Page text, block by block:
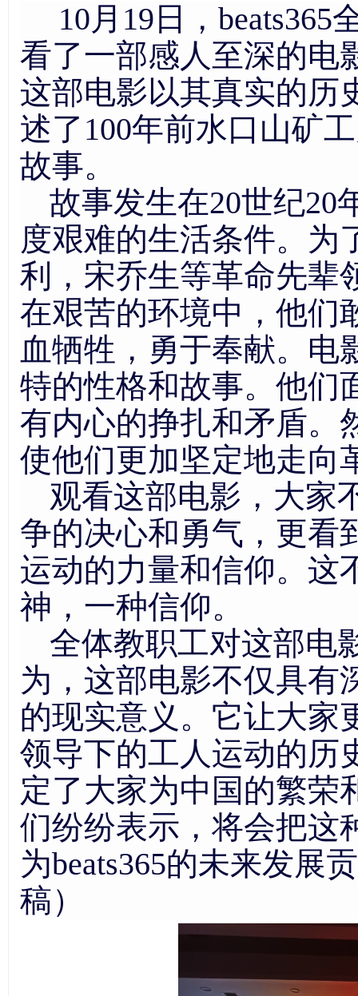
10月 19 日，
看了一部感人至深的电
这部电影以其真实的历
述了 100年前水口山矿
故事。
故事发生在20世纪20
度艰难的生活条件。为
利，宋乔生等革命先辈
在艰苦的环境中，他们
血牺牲，勇于奉献。电
特的性格和故事。他们
有内心的挣扎和矛盾。
使他们更加坚定地走向
观看这部电影， 大家
争的决心和勇气，更看
运动的力量和信仰。这
神，一种信仰。
全体教职工对这部电
为，这部电影不仅具有
的现实意义。它让大家
领导下的工人运动的历
定了大家为中国的繁荣
们纷纷表示，将会把这
为beats365的未来发展
稿）